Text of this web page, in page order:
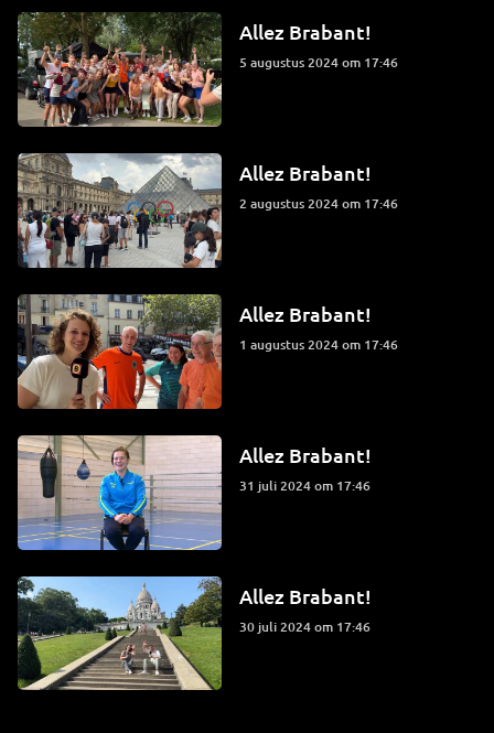
Allez Brabant!
5 augustus 2024 om 17:46
Allez Brabant!
2 augustus 2024 om 17:46
Allez Brabant!
1 augustus 2024 om 17:46
Allez Brabant!
31 juli 2024 om 17:46
Allez Brabant!
30 juli 2024 om 17:46